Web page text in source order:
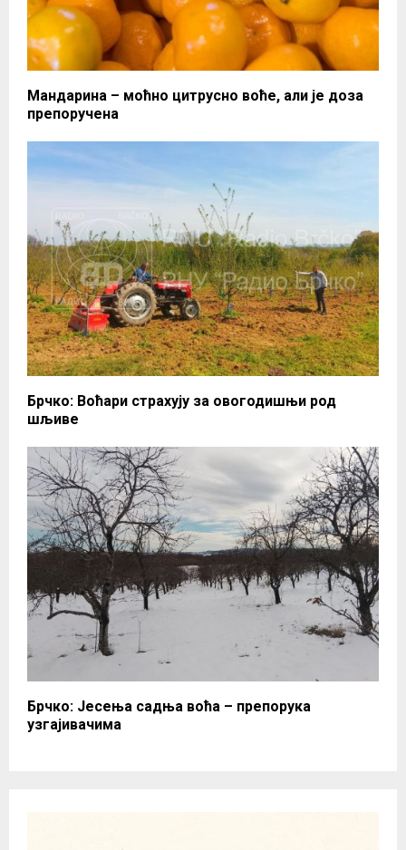
Мандарина – моћно цитрусно воће, али је доза
препоручена
Брчко: Воћари страхују за овогодишњи род
шљиве
Брчко: Јесења садња воћа – препорука
узгајивачима